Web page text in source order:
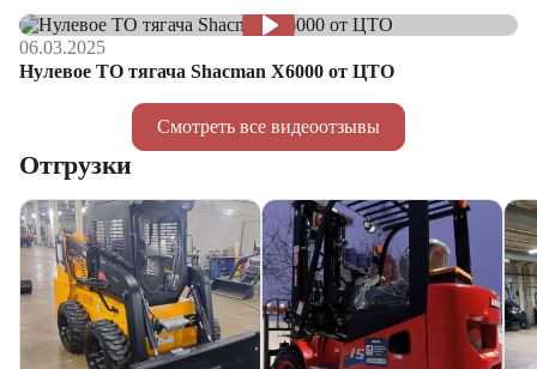
Смотреть все видеоотзывы
06.03.2025
Нулевое ТО тягача Shacman Х6000 от ЦТО
Отгрузки